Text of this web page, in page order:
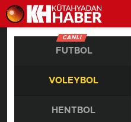
CANLI
FUTBOL
VOLEYBOL
HENTBOL